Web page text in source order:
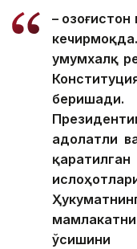
–
умумхалқ
адолатли